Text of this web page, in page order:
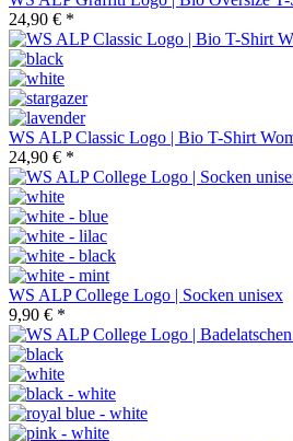
24,90 € *
WS ALP Classic Logo | Bio T-Shirt
24,90 € *
WS ALP College Logo | Socken unisex
9,90 € *